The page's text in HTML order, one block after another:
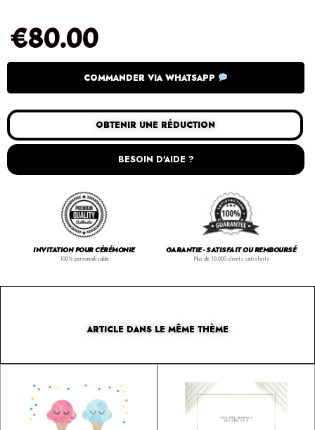
€80.00
COMMANDER VIA WHATSAPP
OBTENIR UNE RÉDUCTION
BESOIN D'AIDE ?
INVITATION POUR CÉRÉMONIE
100% personnalisable
GARANTIE - SATISFAIT OU REMBOURSÉ
Plus de 10.000 clients satisfaits
ARTICLE DANS LE MÊME THÈME